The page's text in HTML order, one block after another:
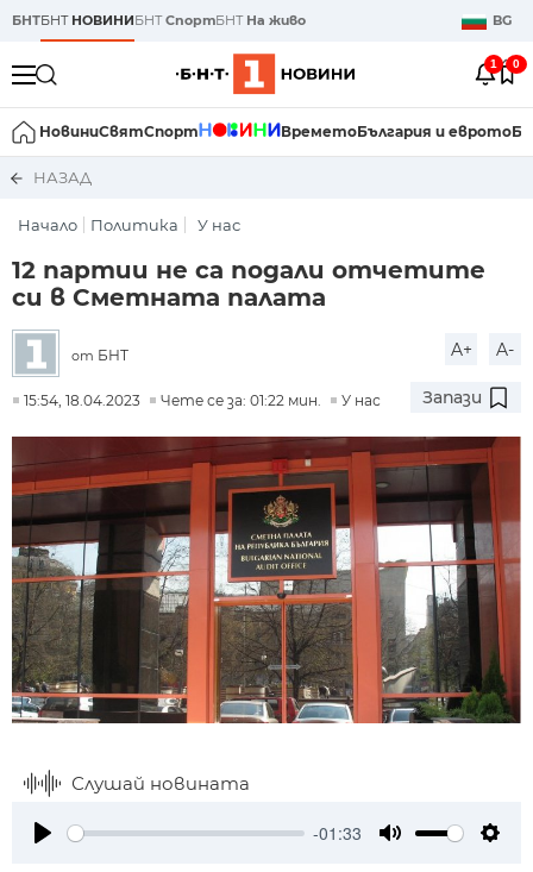
БНТБНТ НОВИНИБНТСпортБНТ На живо BG
1 0
НовиниСвятСпорт ВреметоБългария и еврото
НАЗАД
Начало Политика У нас
12 партии не са подали отчетите
си в Сметната палата
от БНТ A+ A-
15:54, 18.04.2023 Чете се за: 01:22 мин. У нас Запази
Слушай новината
-01:33